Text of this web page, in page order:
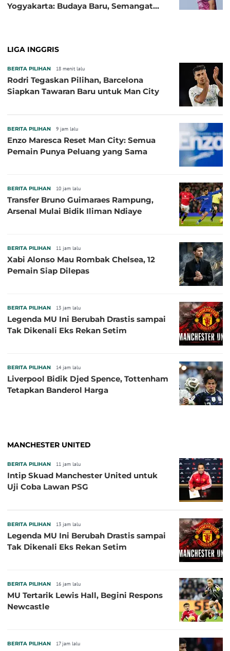
Yogyakarta: Budaya Baru, Semangat
LIGA INGGRIS
BERITA PILIHAN 18 menit lalu
Rodri Tegaskan Pilihan, Barcelona
Siapkan Tawaran Baru untuk Man City
BERITA PILIHAN 9 jam lalu
Enzo Maresca Reset Man City: Semua
Pemain Punya Peluang yang Sama
BERITA PILIHAN 10 jam lalu
Transfer Bruno Guimaraes Rampung,
Arsenal Mulai Bidik Iliman Ndiaye
BERITA PILIHAN 11 jam lalu
Xabi Alonso Mau Rombak Chelsea, 12
Pemain Siap Dilepas
BERITA PILIHAN 13 jam lalu
Legenda MU Ini Berubah Drastis sampai
Tak Dikenali Eks Rekan Setim
BERITA PILIHAN 14 jam lalu
Liverpool Bidik Djed Spence, Tottenham
Tetapkan Banderol Harga
MANCHESTER UNITED
BERITA PILIHAN 11 jam lalu
Intip Skuad Manchester United untuk
Uji Coba Lawan PSG
BERITA PILIHAN 13 jam lalu
Legenda MU Ini Berubah Drastis sampai
Tak Dikenali Eks Rekan Setim
BERITA PILIHAN 16 jam lalu
MU Tertarik Lewis Hall, Begini Respons
Newcastle
BERITA PILIHAN 17 jam lalu